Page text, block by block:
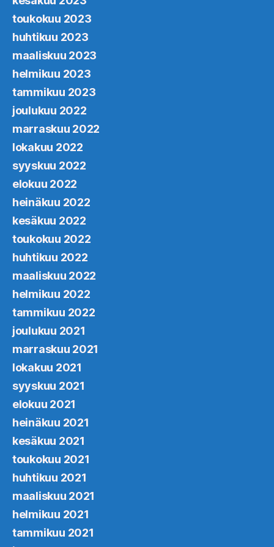
toukokuu 2023
huhtikuu 2023
maaliskuu 2023
helmikuu 2023
tammikuu 2023
joulukuu 2022
marraskuu 2022
lokakuu 2022
syyskuu 2022
elokuu 2022
heinäkuu 2022
kesäkuu 2022
toukokuu 2022
huhtikuu 2022
maaliskuu 2022
helmikuu 2022
tammikuu 2022
joulukuu 2021
marraskuu 2021
lokakuu 2021
syyskuu 2021
elokuu 2021
heinäkuu 2021
kesäkuu 2021
toukokuu 2021
huhtikuu 2021
maaliskuu 2021
helmikuu 2021
tammikuu 2021